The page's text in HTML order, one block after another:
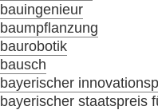
bauingenieur
baumpflanzung
baurobotik
bausch
bayerischer
bayerischer staatspreis